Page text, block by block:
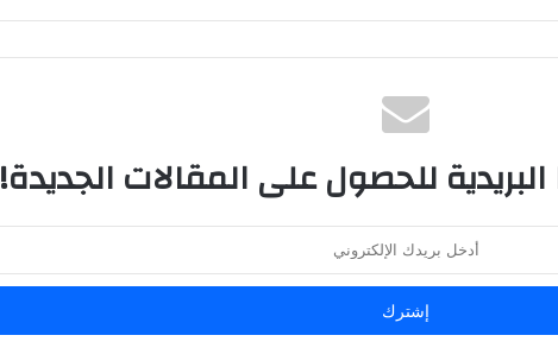
للحصول على المقالات الجديدة!